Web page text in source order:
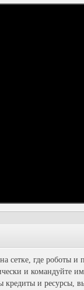
сетке, где роботы
и командуйте
и ресурсы,